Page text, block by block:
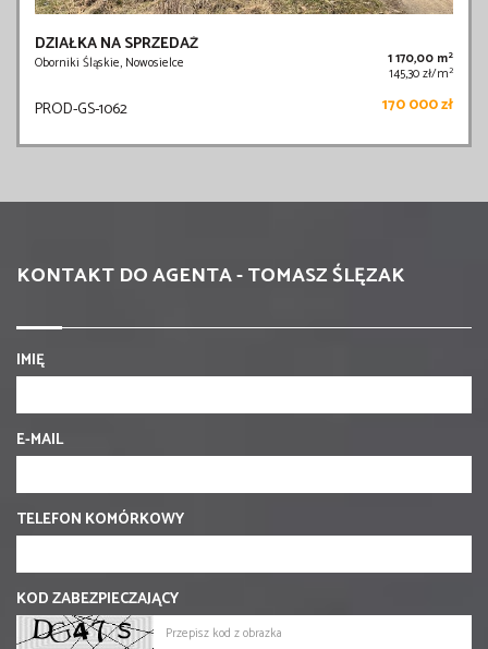
DZIAŁKA NA SPRZEDAŻ
Oborniki Śląskie, Nowosielce 1 170,00 m2
145,30 zł/m2
PROD-GS-1062 170 000 zł
KONTAKT DO AGENTA - TOMASZ ŚLĘZAK
IMIĘ
E-MAIL
TELEFON KOMÓRKOWY
KOD ZABEZPIECZAJĄCY